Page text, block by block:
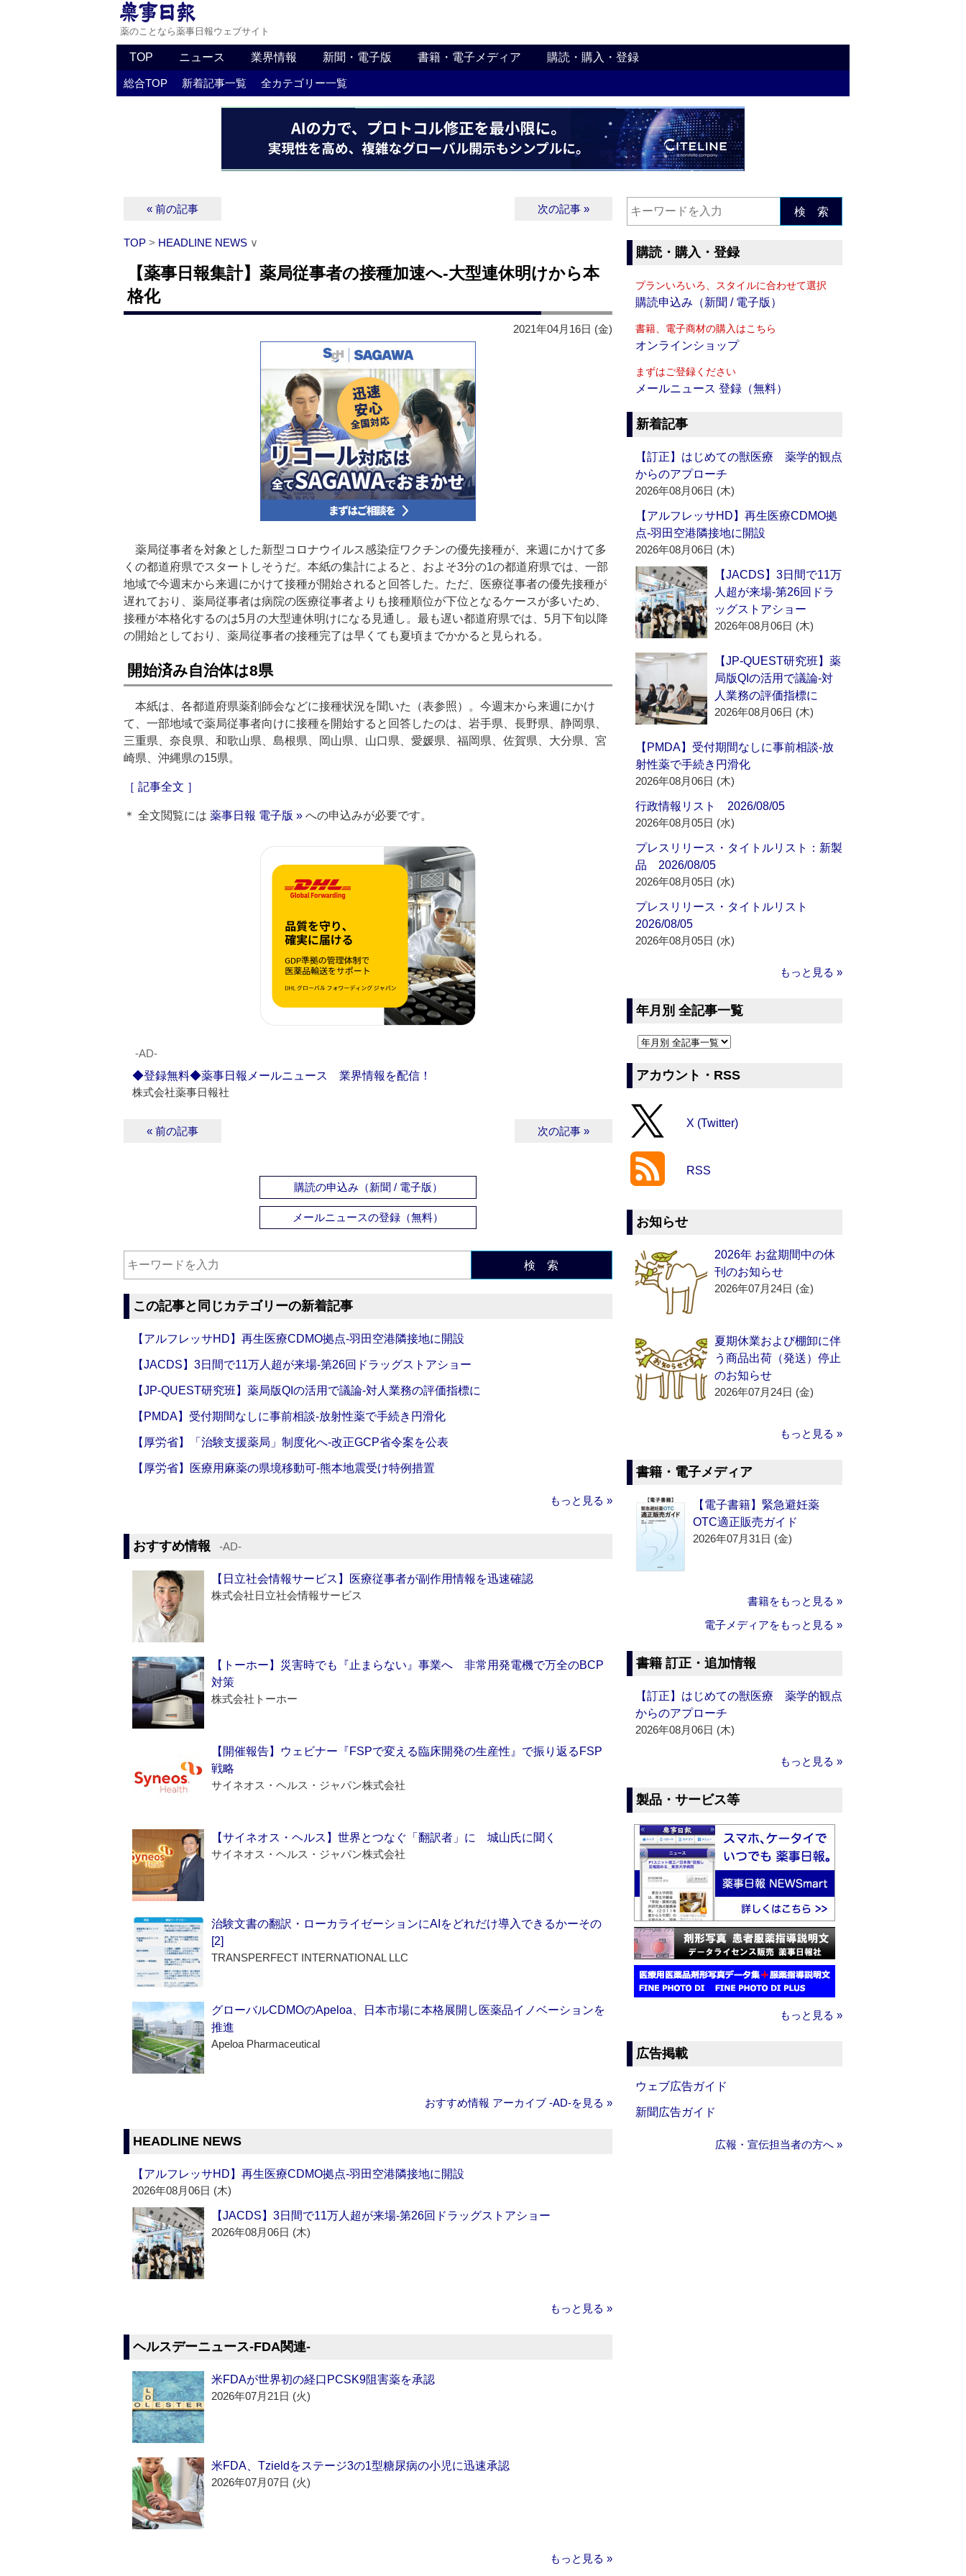
薬のことなら薬事日報ウェブサイト
TOP ニュース 業界情報 新聞・電子版 書籍・電子メディア 購読・購入・登録
総合TOP 新着記事一覧 全カテゴリー一覧
« 前の記事 次の記事 »
TOP > HEADLINE NEWS ∨
【薬事日報集計】薬局従事者の接種加速へ‐大型連休明けから本
格化
2021年04月16日 (金)
薬局従事者を対象とした新型コロナウイルス感染症ワクチンの優先接種が、来週にかけて多
くの都道府県でスタートしそうだ。本紙の集計によると、およそ3分の1の都道府県では、一部
地域で今週末から来週にかけて接種が開始されると回答した。ただ、医療従事者の優先接種が
遅れており、薬局従事者は病院の医療従事者よりも接種順位が下位となるケースが多いため、
接種が本格化するのは5月の大型連休明けになる見通し。最も遅い都道府県では、5月下旬以降
の開始としており、薬局従事者の接種完了は早くても夏頃までかかると見られる。
開始済み自治体は8県
本紙は、各都道府県薬剤師会などに接種状況を聞いた（表参照）。今週末から来週にかけ
て、一部地域で薬局従事者向けに接種を開始すると回答したのは、岩手県、長野県、静岡県、
三重県、奈良県、和歌山県、島根県、岡山県、山口県、愛媛県、福岡県、佐賀県、大分県、宮
崎県、沖縄県の15県。
［ 記事全文 ］
＊ 全文閲覧には 薬事日報 電子版 » への申込みが必要です。
‐AD‐
◆登録無料◆薬事日報メールニュース 業界情報を配信！
株式会社薬事日報社
« 前の記事 次の記事 »
購読の申込み（新聞 / 電子版）
メールニュースの登録（無料）
検 索
この記事と同じカテゴリーの新着記事
【アルフレッサHD】再生医療CDMO拠点‐羽田空港隣接地に開設
【JACDS】3日間で11万人超が来場‐第26回ドラッグストアショー
【JP-QUEST研究班】薬局版QIの活用で議論‐対人業務の評価指標に
【PMDA】受付期間なしに事前相談‐放射性薬で手続き円滑化
【厚労省】「治験支援薬局」制度化へ‐改正GCP省令案を公表
【厚労省】医療用麻薬の県境移動可‐熊本地震受け特例措置
もっと見る »
おすすめ情報 ‐AD‐
【日立社会情報サービス】医療従事者が副作用情報を迅速確認
株式会社日立社会情報サービス
【トーホー】災害時でも『止まらない』事業へ 非常用発電機で万全のBCP
対策
株式会社トーホー
【開催報告】ウェビナー『FSPで変える臨床開発の生産性』で振り返るFSP
戦略
サイネオス・ヘルス・ジャパン株式会社
【サイネオス・ヘルス】世界とつなぐ「翻訳者」に 城山氏に聞く
サイネオス・ヘルス・ジャパン株式会社
治験文書の翻訳・ローカライゼーションにAIをどれだけ導入できるかーその
[2]
TRANSPERFECT INTERNATIONAL LLC
グローバルCDMOのApeloa、日本市場に本格展開し医薬品イノベーションを
推進
Apeloa Pharmaceutical
おすすめ情報 アーカイブ ‐AD‐を見る »
HEADLINE NEWS
【アルフレッサHD】再生医療CDMO拠点‐羽田空港隣接地に開設
2026年08月06日 (木)
【JACDS】3日間で11万人超が来場‐第26回ドラッグストアショー
2026年08月06日 (木)
もっと見る »
ヘルスデーニュース‐FDA関連‐
米FDAが世界初の経口PCSK9阻害薬を承認
2026年07月21日 (火)
米FDA、Tzieldをステージ3の1型糖尿病の小児に迅速承認
2026年07月07日 (火)
もっと見る »
検 索
購読・購入・登録
プランいろいろ、スタイルに合わせて選択
購読申込み（新聞 / 電子版）
書籍、電子商材の購入はこちら
オンラインショップ
まずはご登録ください
メールニュース 登録（無料）
新着記事
【訂正】はじめての獣医療 薬学的観点
からのアプローチ
2026年08月06日 (木)
【アルフレッサHD】再生医療CDMO拠
点‐羽田空港隣接地に開設
2026年08月06日 (木)
【JACDS】3日間で11万
人超が来場‐第26回ドラ
ッグストアショー
2026年08月06日 (木)
【JP-QUEST研究班】薬
局版QIの活用で議論‐対
人業務の評価指標に
2026年08月06日 (木)
【PMDA】受付期間なしに事前相談‐放
射性薬で手続き円滑化
2026年08月06日 (木)
行政情報リスト 2026/08/05
2026年08月05日 (水)
プレスリリース・タイトルリスト：新製
品 2026/08/05
2026年08月05日 (水)
プレスリリース・タイトルリスト
2026/08/05
2026年08月05日 (水)
もっと見る »
年月別 全記事一覧
アカウント・RSS
X (Twitter)
RSS
お知らせ
2026年 お盆期間中の休
刊のお知らせ
2026年07月24日 (金)
夏期休業および棚卸に伴
う商品出荷（発送）停止
のお知らせ
2026年07月24日 (金)
もっと見る »
書籍・電子メディア
【電子書籍】緊急避妊薬
OTC適正販売ガイド
2026年07月31日 (金)
書籍をもっと見る »
電子メディアをもっと見る »
書籍 訂正・追加情報
【訂正】はじめての獣医療 薬学的観点
からのアプローチ
2026年08月06日 (木)
もっと見る »
製品・サービス等
もっと見る »
広告掲載
ウェブ広告ガイド
新聞広告ガイド
広報・宣伝担当者の方へ »